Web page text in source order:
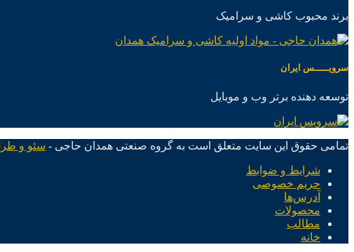
برند محبوب کاشی و سرامیک
سرویـــــس ایران
توسعه دهنده برتر وب و موبایل
تمامی حقوق این سایت متعلق است به گروه صنعتی همدان حاجی - سئو و
شرایط و ضوابط
حریم خصوصی
آدرس‌ها
محصولات
مطالب
خانه